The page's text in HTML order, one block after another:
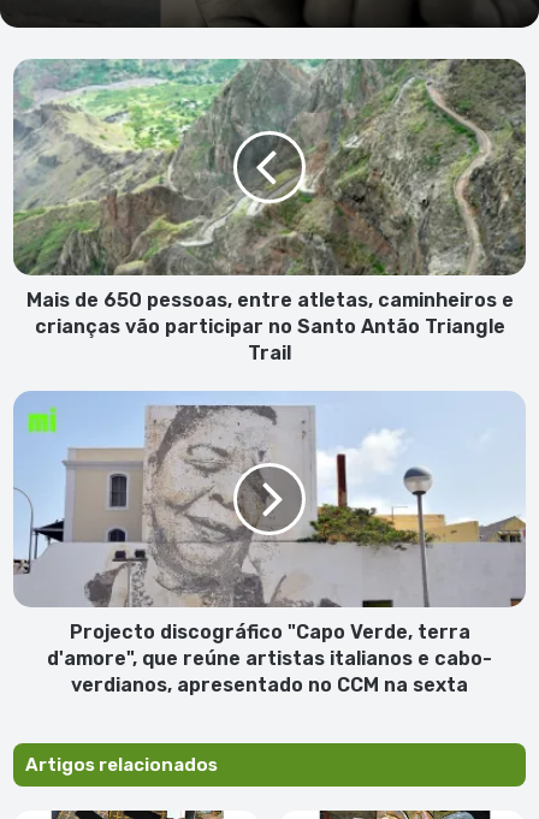
Mais
de
650
pessoas,
entre
atletas,
caminheiros
e
crianças
vão
participar
Antão
Triangle
Mais de 650 pessoas, entre atletas, caminheiros e
crianças vão participar no Santo Antão Triangle
Trail
Projecto
discográfico
terra
d'amore",
que
reúne
artistas
italianos
no
CCM
Projecto discográfico "Capo Verde, terra
d'amore", que reúne artistas italianos e cabo-
verdianos, apresentado no CCM na sexta
Artigos relacionados